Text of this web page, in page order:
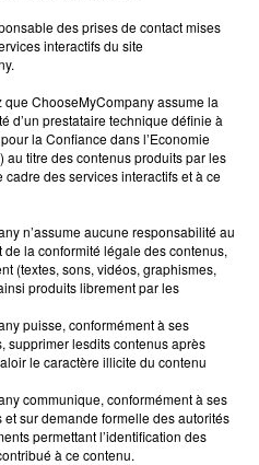
des prises de contact mises
interactifs du site
que ChooseMyCompany assume la
d’un prestataire technique définie à
la Confiance dans l’Economie
au titre des contenus produits par les
cadre des services interactifs et à ce
n’assume aucune responsabilité au
de la conformité légale des contenus,
(textes, sons, vidéos, graphismes,
produits librement par les
puisse, conformément à ses
supprimer lesdits contenus après
le caractère illicite du contenu
communique, conformément à ses
sur demande formelle des autorités
permettant l’identification des
à ce contenu.